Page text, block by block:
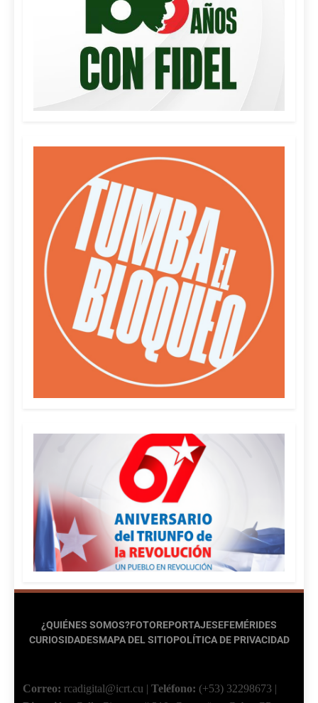
¿QUIÉNES SOMOS?FOTOREPORTAJESEFEMÉRIDES
CURIOSIDADESMAPA DEL SITIOPOLÍTICA DE PRIVACIDAD
Correo: rcadigital@icrt.cu | Teléfono: (+53) 32298673 |